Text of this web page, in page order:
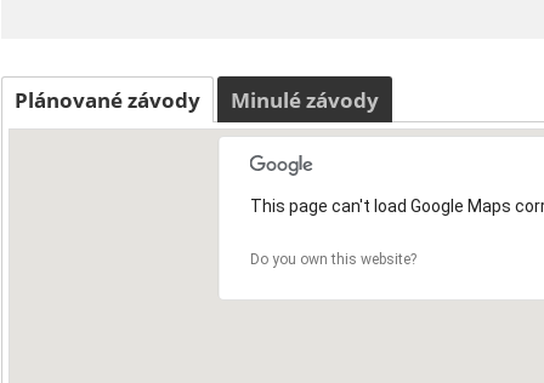
Plánované závody Minulé závody
This page can't load Google Maps
Do you own this website?